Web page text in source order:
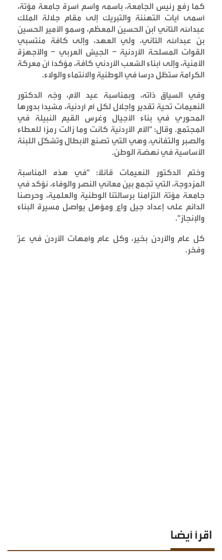
كما رفع رئيس الجامعة، باسمه واسم أسرة جامعة مؤتة،
أسمى آيات التهنئة والتبريك إلى مقام جلالة الملك
عبدالله الثاني ابن الحسين المعظم، وسمو الأمير الحسين
بن عبدالله الثاني، ولي العهد، وإلى كافة منتسبي
القوات المسلحة الأردنية – الجيش العربي – والأجهزة
الأمنية، وإلى أبناء الشعب الأردني كافة، مؤكداً أن معركة
الكرامة ستظل درساً في الوطنية والانتماء والولاء.
وفي السياق ذاته، وبمناسبة عيد الأم، وجّه الدكتور
النعيمات تحية تقدير وإجلال لكل أم أردنية، مشيداً بدورها
المحوري في بناء الأجيال وغرس القيم النبيلة في
المجتمع. وقال: "الأم الأردنية كانت وما زالت رمزاً للعطاء
والصبر والتفاني، وهي التي تصنع الأبطال وتشكّل اللبنة
الأساسية في نهضة الوطن.
وختم الدكتور النعيمات قائلاً: "في هذه المناسبة
المزدوجة، التي تجمع بين معاني النصر والوفاء، نؤكد في
جامعة مؤتة التزامنا برسالتنا الوطنية والعلمية، وحرصنا
الدائم على إعداد جيل واعٍ ومؤهل يواصل مسيرة البناء
والإنجاز".
كل عام والأردن بخير، وكل عام وأمهات الأردن في عزّ
وفخر.
اقرأ أيضا